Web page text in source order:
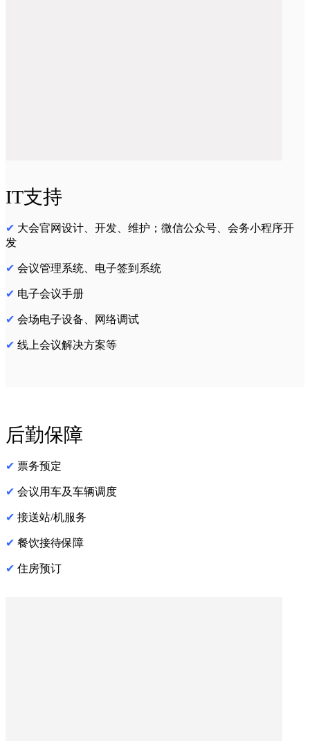
IT支持
✔ 大会官网设计、开发、维护；微信公众号、会务小程序开
发
✔ 会议管理系统、电子签到系统
✔ 电子会议手册
✔ 会场电子设备、网络调试
✔ 线上会议解决方案等
后勤保障
✔ 票务预定
✔ 会议用车及车辆调度
✔ 接送站/机服务
✔ 餐饮接待保障
✔ 住房预订